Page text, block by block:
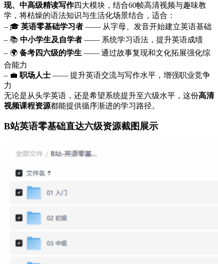
现、中高级精读写作四大模块，结合60帧高清视频与趣味教
学，将枯燥的语法知识与生活化场景结合，适合：
– 🎓 英语零基础学习者 —— 从字母、发音开始建立英语基础
– 📚 中小学生及自学者 —— 系统学习语法，提升英语成绩
– 🌍 备考四六级的学生 —— 通过故事复现和文化拓展强化综
合能力
– 💼 职场人士 —— 提升英语交流与写作水平，增强职业竞争
力
无论是从头学英语，还是希望系统提升至六级水平，这份高清
视频课程资源都能提供循序渐进的学习路径。
B站英语零基础直达六级资源截图展示